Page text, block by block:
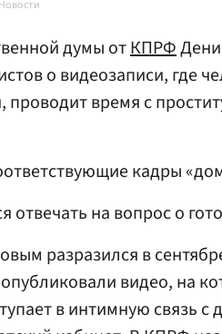
думы отКПРФ
о видеозаписи, где
проводит время с
кадры
отвечать на вопрос о
разразился в
видео, на
в интимную связь